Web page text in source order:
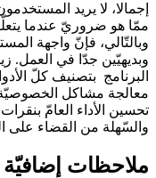
إجمالا، لا يريد
ممّا هو ضروريّ عندما
وبالتّالي، فإنّ واجهة
وبديهيّين جدّا في العمل.
البرنامج بتصنيف كلّ
معالجة مشاكل
تحسين الأداء العامّ
والسّهلة من القضاء على
ملاحظات إضافيّة